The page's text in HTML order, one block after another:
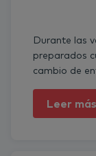
Durante las
preparados
cambio de
Leer más